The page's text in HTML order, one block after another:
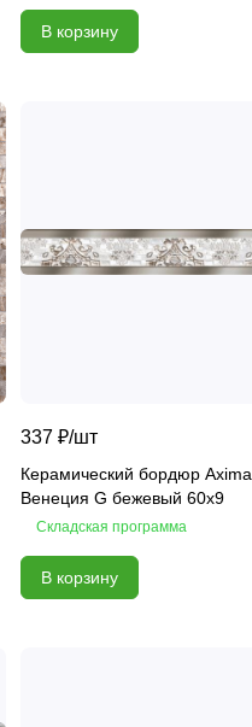
В корзину
337 ₽/шт
Керамический бордюр Axima
Венеция G бежевый 60x9
Складская программа
В корзину